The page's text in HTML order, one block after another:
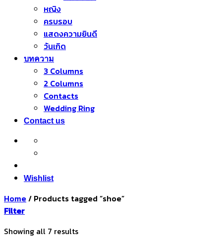
หญิง
ครบรอบ
แสดงความยินดี
วันเกิด
บทความ
3 Columns
2 Columns
Contacts
Wedding Ring
Contact us
Wishlist
Home/ Products tagged “shoe”
Filter
Showing all 7 results